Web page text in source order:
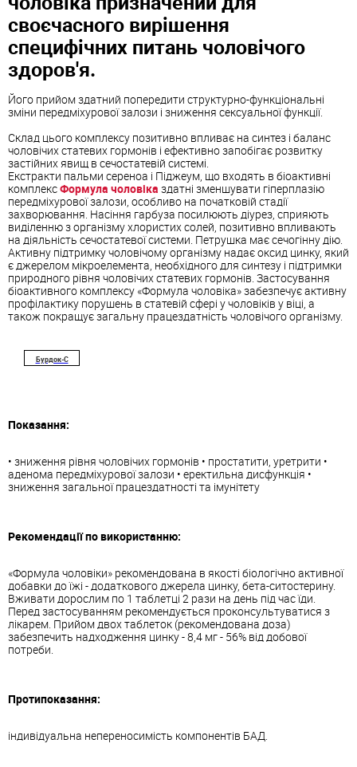
своєчасного вирішення
специфічних питань чоловічого
здоров'я.
Його прийом здатний попередити структурно-функціональні
зміни передміхурової залози і зниження сексуальної функції.
Склад цього комплексу позитивно впливає на синтез і баланс
чоловічих статевих гормонів і ефективно запобігає розвитку
застійних явищ в сечостатевій системі.
Екстракти пальми сереноа і Піджеум, що входять в біоактивні
комплексФормула чоловіка здатні зменшувати гіперплазію
передміхурової залози, особливо на початковій стадії
захворювання. Насіння гарбуза посилюють діурез, сприяють
виділенню з організму хлористих солей, позитивно впливають
на діяльність сечостатевої системи. Петрушка має сечогінну дію.
Активну підтримку чоловічому організму надає оксид цинку, який
є джерелом мікроелемента, необхідного для синтезу і підтримки
природного рівня чоловічих статевих гормонів. Застосування
біоактивного комплексу «Формула чоловіка» забезпечує активну
профілактику порушень в статевій сфері у чоловіків у віці, а
також покращує загальну працездатність чоловічого організму.
Бурдок-С
Показання:
• зниження рівня чоловічих гормонів • простатити, уретрити •
аденома передміхурової залози • еректильна дисфункція •
зниження загальної працездатності та імунітету
Рекомендації по використанню:
«Формула чоловіки» рекомендована в якості біологічно активної
добавки до їжі - додаткового джерела цинку, бета-ситостерину.
Вживати дорослим по 1 таблетці 2 рази на день під час їди.
Перед застосуванням рекомендується проконсультуватися з
лікарем. Прийом двох таблеток (рекомендована доза)
забезпечить надходження цинку - 8,4 мг - 56% від добової
потреби.
Протипоказання:
індивідуальна непереносимість компонентів БАД.